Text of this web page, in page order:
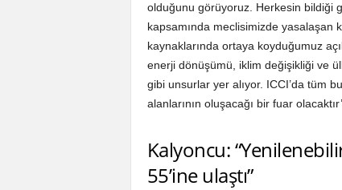
olduğunu görüyoruz. Herkesin bildiği
kapsamında meclisimizde
kaynaklarında ortaya koyduğumuz
enerji dönüşümü, iklim değişikliği ve
gibi unsurlar yer alıyor. ICCI’da tüm
alanlarının oluşacağı bir fuar
Kalyoncu:
55’ine ulaştı”